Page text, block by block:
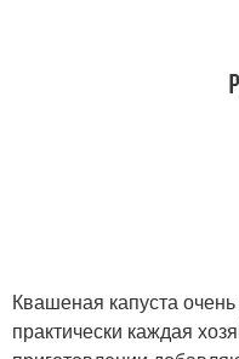
Квашеная капуста
практически каждая